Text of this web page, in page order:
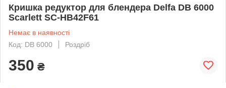
Кришка редуктор для блендера Delfa DB 6000
Scarlett SC-HB42F61
Немає в наявності
Код: DB 6000
Роздріб
350 ₴